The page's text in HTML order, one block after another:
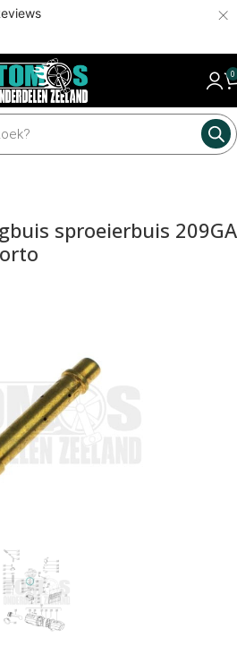
×
0
Dellorto PHVA onderdelen
sproeierbuis 209GA